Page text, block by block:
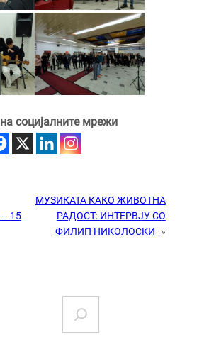
социјалните мрежи
15
МУЗИКАТА КАКО ЖИВОТНА
РАДОСТ: ИНТЕРВЈУ СО
ФИЛИП НИКОЛОСКИ
»